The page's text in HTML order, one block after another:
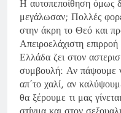
Η αυτοπεποίθηση όμως
μεγάλωσαν; Πολλές
στην άκρη το Θεό και
Απειροελάχιστη
Ελλάδα ζει στον
συμβουλή: Αν πάψουμε
απ΄το χαλί, αν
θα ξέρουμε τι μας